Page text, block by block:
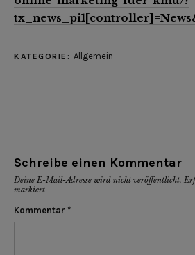
KATEGORIE: Allgemein
Schreibe einen Kommentar
Deine E-Mail-Adresse wird nicht veröffentlicht.
markiert
Kommentar *